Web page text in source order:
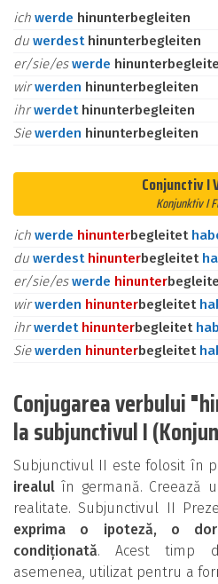
ich werde hinunterbegleiten
du werdest hinunterbegleiten
er/sie/eswerde
wirwerden hinunterbegleiten
ihrwerdet hinunterbegleiten
Siewerden hinunterbegleiten
Conjunctiv I
Konjunktiv I
ich werde hinunterbegleitet
du werdest hinunterbegleitet
er/sie/eswerde hinunter
wirwerden hinunterbegleitet
ihrwerdet hinunterbegleitet
Siewerden hinunterbegleitet
Conjugarea verbului
la subjunctivul I
Subjunctivul II este folosit în
irealul în germană. Creează
realitate. Subjunctivul II
exprima o ipoteză, o
condiționată. Acest timp
asemenea, utilizat pentru a